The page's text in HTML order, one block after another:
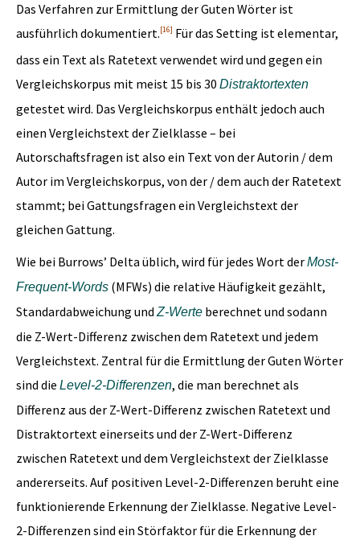
Das Verfahren zur Ermittlung der Guten Wörter ist
ausführlich dokumentiert.[16] Für das Setting ist elementar,
dass ein Text als Ratetext verwendet wird und gegen ein
Vergleichskorpus mit meist 15 bis 30 Distraktortexten
getestet wird. Das Vergleichskorpus enthält jedoch auch
einen Vergleichstext der Zielklasse – bei
Autorschaftsfragen ist also ein Text von der Autorin / dem
Autor im Vergleichskorpus, von der / dem auch der Ratetext
stammt; bei Gattungsfragen ein Vergleichstext der
gleichen Gattung.
Wie bei Burrows’ Delta üblich, wird für jedes Wort derMost-
Frequent-Words (MFWs) die relative Häufigkeit gezählt,
Standardabweichung undZ-Werte berechnet und sodann
die Z-Wert-Differenz zwischen dem Ratetext und jedem
Vergleichstext. Zentral für die Ermittlung der Guten Wörter
sind die Level-2-Differenzen, die man berechnet als
Differenz aus der Z-Wert-Differenz zwischen Ratetext und
Distraktortext einerseits und der Z-Wert-Differenz
zwischen Ratetext und dem Vergleichstext der Zielklasse
andererseits. Auf positiven Level-2-Differenzen beruht eine
funktionierende Erkennung der Zielklasse. Negative Level-
2-Differenzen sind ein Störfaktor für die Erkennung der